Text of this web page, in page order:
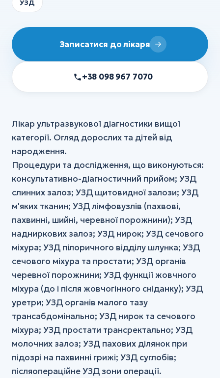
УЗД
Записатися до лікаря
+38 098 967 7070
Лікар ультразвукової діагностики вищої
категорії. Огляд дорослих та дітей від
народження.
Процедури та дослідження, що виконуються:
консультативно-діагностичний прийом; УЗД
слинних залоз; УЗД щитовидної залози; УЗД
м'яких тканин; УЗД лімфовузлів (пахвові,
пахвинні, шийні, черевної порожнини); УЗД
надниркових залоз; УЗД нирок; УЗД сечового
міхура; УЗД пілоричного відділу шлунка; УЗД
сечового міхура та простати; УЗД органів
черевної порожнини; УЗД функції жовчного
міхура (до і після жовчогінного сніданку); УЗД
уретри; УЗД органів малого тазу
трансабдомінально; УЗД нирок та сечового
міхура; УЗД простати трансректально; УЗД
молочних залоз; УЗД пахових ділянок при
підозрі на пахвинні грижі; УЗД суглобів;
післяопераційне УЗД зони операції.